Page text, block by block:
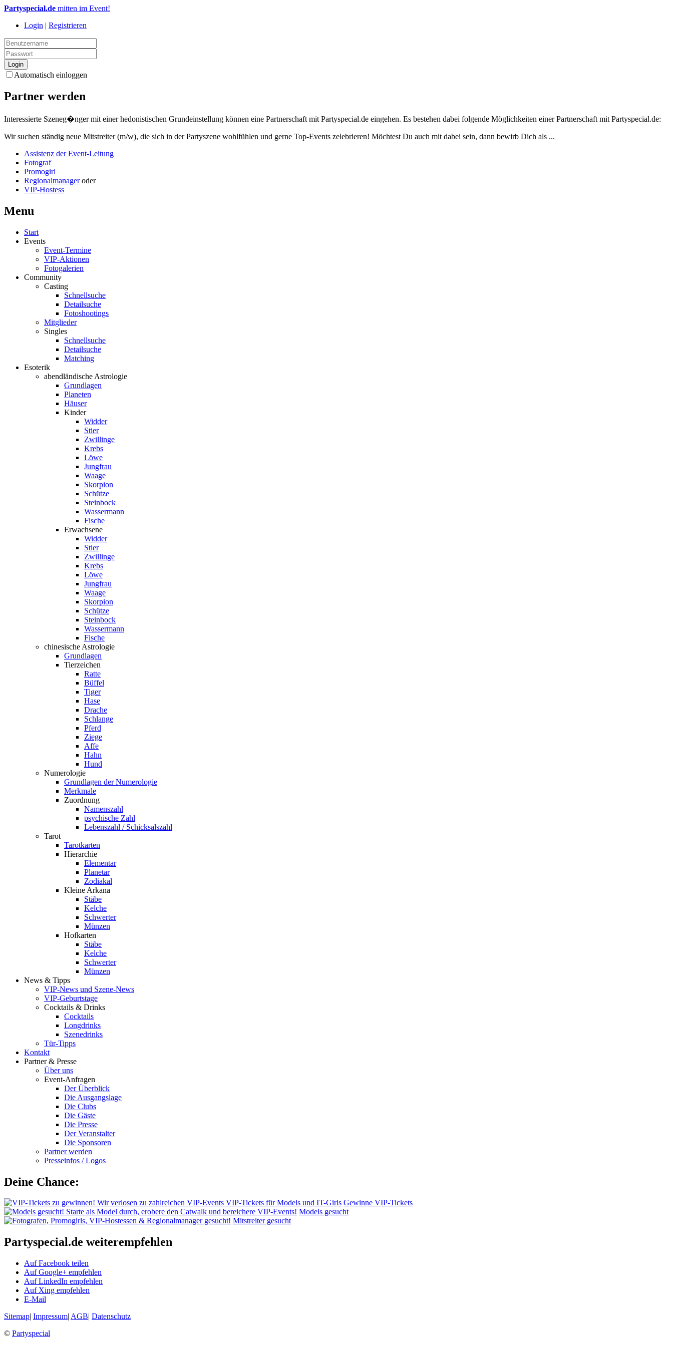
Partyspecial.de mitten im Event!
Login | Registrieren
Automatisch einloggen
Partner werden
Interessierte Szeneg�nger mit einer hedonistischen Grundeinstellung können eine Partnerschaft mit Partyspecial.de eingehen. Es bestehen dabei folgende Möglichkeiten einer Partnerschaft mit Partyspecial.de:
Wir suchen ständig neue Mitstreiter (m/w), die sich in der Partyszene wohlfühlen und gerne Top-Events zelebrieren! Möchtest Du auch mit dabei sein, dann bewirb Dich als ...
Assistenz der Event-Leitung
Fotograf
Promogirl
Regionalmanageroder
VIP-Hostess
Menu
Start
Events
Event-Termine
VIP-Aktionen
Fotogalerien
Community
Casting
Schnellsuche
Detailsuche
Fotoshootings
Mitglieder
Singles
Schnellsuche
Detailsuche
Matching
Esoterik
abendländische Astrologie
Grundlagen
Planeten
Häuser
Kinder
Widder
Stier
Zwillinge
Krebs
Löwe
Jungfrau
Waage
Skorpion
Schütze
Steinbock
Wassermann
Fische
Erwachsene
Widder
Stier
Zwillinge
Krebs
Löwe
Jungfrau
Waage
Skorpion
Schütze
Steinbock
Wassermann
Fische
chinesische Astrologie
Grundlagen
Tierzeichen
Ratte
Büffel
Tiger
Hase
Drache
Schlange
Pferd
Ziege
Affe
Hahn
Hund
Numerologie
Grundlagen der Numerologie
Merkmale
Zuordnung
Namenszahl
psychische Zahl
Lebenszahl / Schicksalszahl
Tarot
Tarotkarten
Hierarchie
Elementar
Planetar
Zodiakal
Kleine Arkana
Stäbe
Kelche
Schwerter
Münzen
Hofkarten
Stäbe
Kelche
Schwerter
Münzen
News & Tipps
VIP-News und Szene-News
VIP-Geburtstage
Cocktails & Drinks
Cocktails
Longdrinks
Szenedrinks
Tür-Tipps
Kontakt
Partner & Presse
Über uns
Event-Anfragen
Der Überblick
Die Ausgangslage
Die Clubs
Die Gäste
Die Presse
Der Veranstalter
Die Sponsoren
Partner werden
Presseinfos / Logos
Deine Chance:
Gewinne VIP-Tickets
Models gesucht
Mitstreiter gesucht
Partyspecial.de weiterempfehlen
Auf Facebook teilen
Auf Google+ empfehlen
Auf LinkedIn empfehlen
Auf Xing empfehlen
E-Mail
Sitemap| Impressum| AGB| Datenschutz
© Partyspecial